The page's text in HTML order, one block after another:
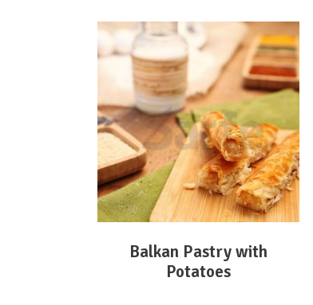
DEVAMINI OKU
Balkan Pastry with
Potatoes